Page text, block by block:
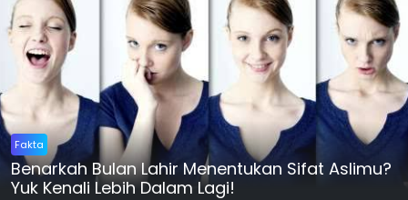
Fakta
Benarkah Bulan Lahir Menentukan Sifat Aslimu?
Yuk Kenali Lebih Dalam Lagi!